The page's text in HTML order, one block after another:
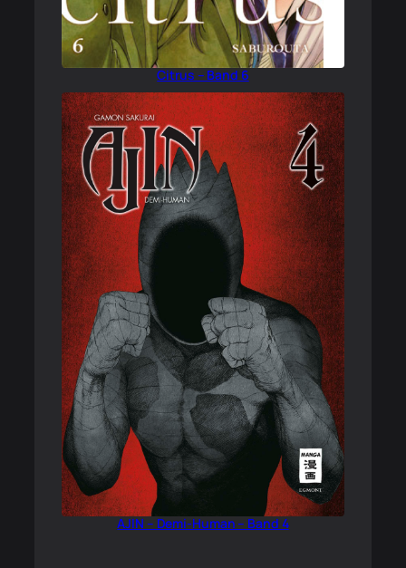
Citrus – Band 6
AJIN – Demi-Human – Band 4